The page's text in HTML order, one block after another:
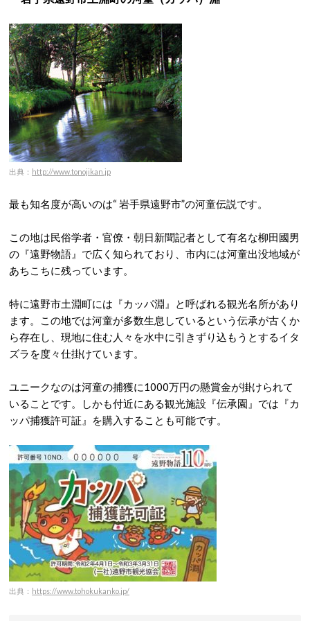
出典： http://www.tonojikan.jp
最も知名度が高いのは“ 岩手県遠野市”の河童伝説です。
この地は民俗学者・官僚・朝日新聞記者として有名な柳田國男
の『遠野物語』で広く知られており、市内には河童出没地域が
あちこちに残っています。
特に遠野市土淵町には『カッパ淵』と呼ばれる観光名所があり
ます。この地では河童が多数生息しているという伝承が古くか
ら存在し、現地に住む人々を水中に引きずり込もうとするイタ
ズラを度々仕掛けています。
ユニークなのは河童の捕獲に1000万円の懸賞金が掛けられて
いることです。しかも付近にある観光施設『伝承園』では『カ
ッパ捕獲許可証』を購入することも可能です。
出典： https://www.tohokukanko.jp/